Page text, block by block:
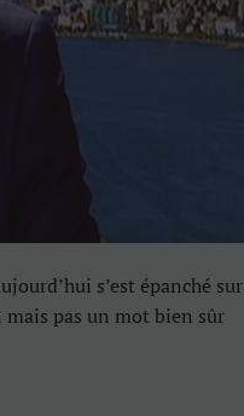
s’est épanché sur
pas un mot bien sûr